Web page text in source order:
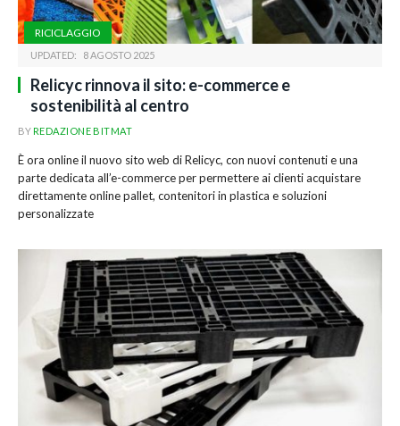
RICICLAGGIO
UPDATED: 8 AGOSTO 2025
Relicyc rinnova il sito: e-commerce e
sostenibilità al centro
BYREDAZIONE BITMAT
È ora online il nuovo sito web di Relicyc, con nuovi contenuti e una
parte dedicata all’e-commerce per permettere ai clienti acquistare
direttamente online pallet, contenitori in plastica e soluzioni
personalizzate